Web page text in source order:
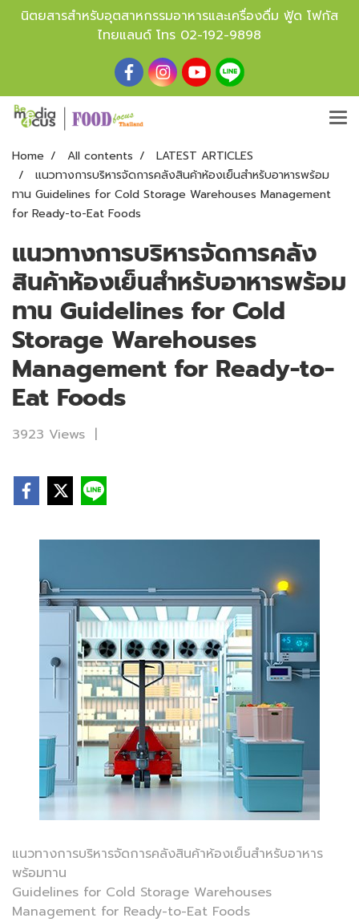
นิตยสารสำหรับอุตสาหกรรมอาหารและเครื่องดื่ม ฟู้ด โฟกัส
ไทยแลนด์ โทร 02-192-9898
Home All contents
LATEST ARTICLES
แนวทางการบริหารจัดการคลังสินค้าห้องเย็นสำหรับอาหารพร้อม
ทาน Guidelines for Cold Storage Warehouses Management
for Ready-to-Eat Foods
แนวทางการบริหารจัดการคลัง
สินค้าห้องเย็นสำหรับอาหารพร้อม
ทาน Guidelines for Cold
Storage Warehouses
Management for Ready-to-
Eat Foods
3923 Views |
แนวทางการบริหารจัดการคลังสินค้าห้องเย็นสำหรับอาหาร
พร้อมทาน
Guidelines for Cold Storage Warehouses
Management for Ready-to-Eat Foods